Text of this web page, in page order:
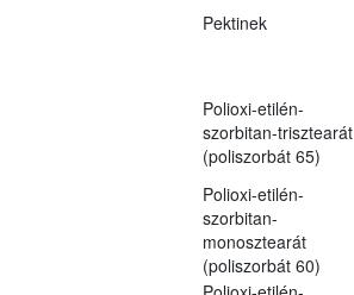
Pektinek
Polioxi-etilén-
szorbitan-trisztearát
(poliszorbát 65)
Polioxi-etilén-
szorbitan-
monosztearát
(poliszorbát 60)